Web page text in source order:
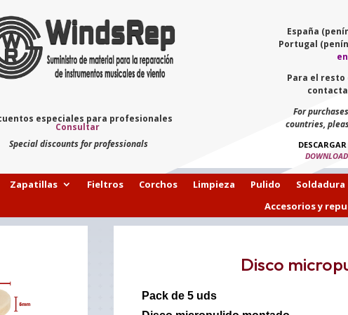
especiales para profesionales
Consultar
Special discounts for professionals
España
Portugal
Para el resto
For
countries,
Zapatillas Fieltros Corchos Limpieza Pulido Soldadura
Accesorios y
Disco
Pack de 5 uds